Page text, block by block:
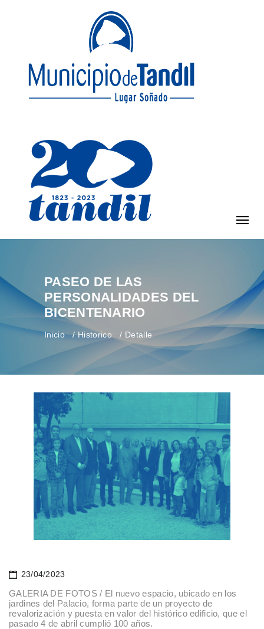
PASEO DE LAS
PERSONALIDADES DEL
BICENTENARIO
Inicio Historico Detalle
23/04/2023
GALERIA DE FOTOS / El nuevo espacio, ubicado en los
jardines del Palacio, forma parte de un proyecto de
revalorización y puesta en valor del histórico edificio, que el
pasado 4 de abril cumplió 100 años.